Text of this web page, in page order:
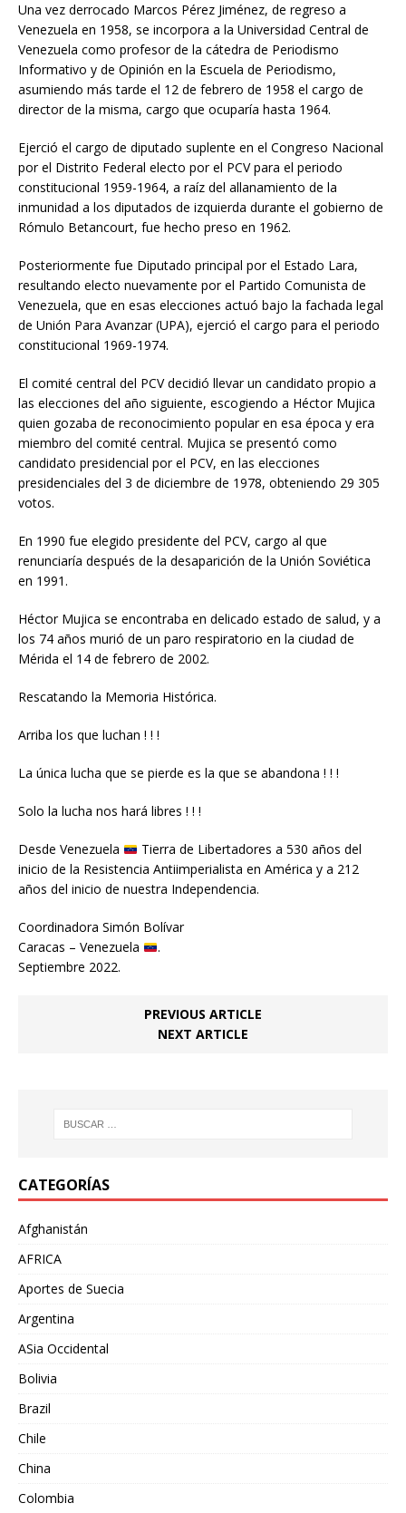
Una vez derrocado Marcos Pérez Jiménez, de regreso a
Venezuela en 1958, se incorpora a la Universidad Central de
Venezuela como profesor de la cátedra de Periodismo
Informativo y de Opinión en la Escuela de Periodismo,
asumiendo más tarde el 12 de febrero de 1958 el cargo de
director de la misma, cargo que ocuparía hasta 1964.
Ejerció el cargo de diputado suplente en el Congreso Nacional
por el Distrito Federal electo por el PCV para el periodo
constitucional 1959-1964, a raíz del allanamiento de la
inmunidad a los diputados de izquierda durante el gobierno de
Rómulo Betancourt, fue hecho preso en 1962.
Posteriormente fue Diputado principal por el Estado Lara,
resultando electo nuevamente por el Partido Comunista de
Venezuela, que en esas elecciones actuó bajo la fachada legal
de Unión Para Avanzar (UPA), ejerció el cargo para el periodo
constitucional 1969-1974.
El comité central del PCV decidió llevar un candidato propio a
las elecciones del año siguiente, escogiendo a Héctor Mujica
quien gozaba de reconocimiento popular en esa época y era
miembro del comité central. Mujica se presentó como
candidato presidencial por el PCV, en las elecciones
presidenciales del 3 de diciembre de 1978, obteniendo 29 305
votos.
En 1990 fue elegido presidente del PCV, cargo al que
renunciaría después de la desaparición de la Unión Soviética
en 1991.
Héctor Mujica se encontraba en delicado estado de salud, y a
los 74 años murió de un paro respiratorio en la ciudad de
Mérida el 14 de febrero de 2002.
Rescatando la Memoria Histórica.
Arriba los que luchan ! ! !
La única lucha que se pierde es la que se abandona ! ! !
Solo la lucha nos hará libres ! ! !
Desde Venezuela
Tierra de Libertadores a 530 años del
inicio de la Resistencia Antiimperialista en América y a 212
años del inicio de nuestra Independencia.
Coordinadora Simón Bolívar
Caracas – Venezuela
.
Septiembre 2022.
PREVIOUS ARTICLE
NEXT ARTICLE
CATEGORÍAS
Afghanistán
AFRICA
Aportes de Suecia
Argentina
ASia Occidental
Bolivia
Brazil
Chile
China
Colombia